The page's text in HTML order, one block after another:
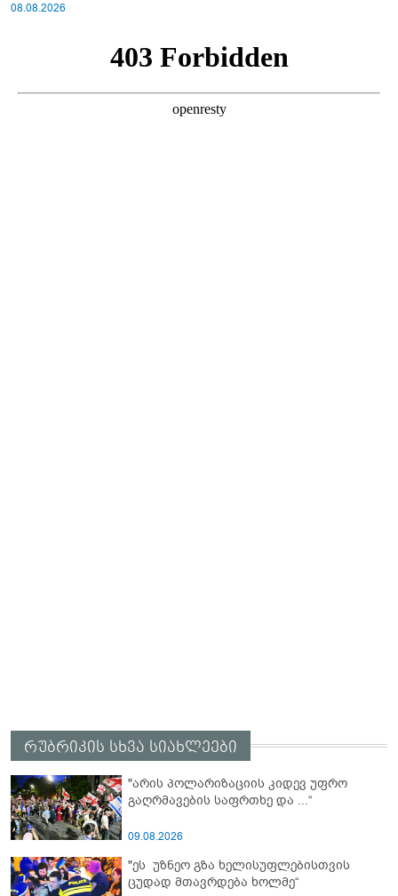
08.08.2026
რუბრიკის სხვა სიახლეები
"არის პოლარიზაციის კიდევ უფრო
გაღრმავების საფრთხე და ...“
09.08.2026
"ეს უზნეო გზა ხელისუფლებისთვის
ცუდად მთავრდება ხოლმე“